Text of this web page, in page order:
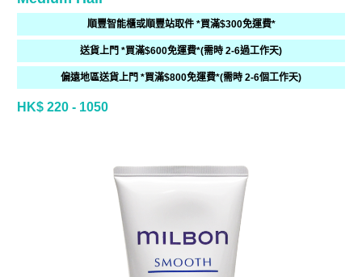
順豐智能櫃或順豐站取件 *買滿$300免運費*
送貨上門 *買滿$600免運費*(需時 2-6過工作天)
偏遠地區送貨上門 *買滿$800免運費*(需時 2-6個工作天)
HK$ 220 - 1050